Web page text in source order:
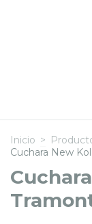
Inicio >
Cuchara New